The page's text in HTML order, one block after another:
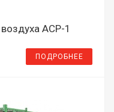
ACP-1
ПОДРОБНЕЕ